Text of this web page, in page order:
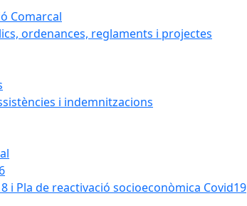
Comarcal
ordenances, reglaments i projectes
i indemnitzacions
i Pla de reactivació socioeconòmica Covid19